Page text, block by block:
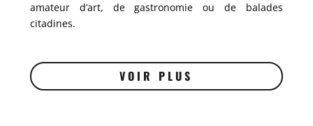
amateur d’art, de gastronomie ou de balades
citadines.
VOIR PLUS